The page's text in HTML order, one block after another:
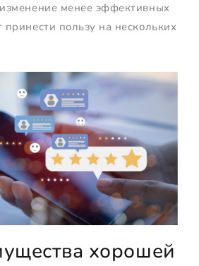
менее эффективных
пользу на нескольких
хорошей